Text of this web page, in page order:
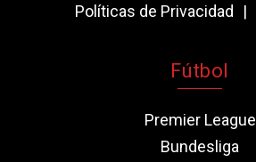
Políticas de Privacidad
Fútbol
Premier League
Bundesliga